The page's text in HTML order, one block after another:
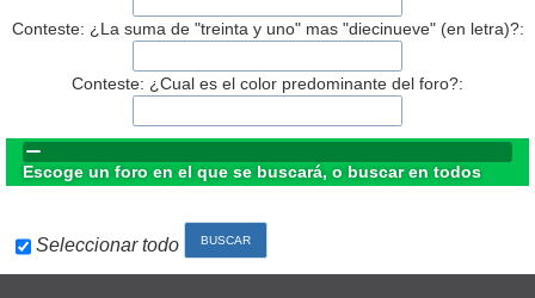
Conteste: ¿La suma de "treinta y uno" mas "diecinueve" (en letra)?:
Conteste: ¿Cual es el color predominante del foro?:
Escoge un foro en el que se buscará, o buscar en todos
Seleccionar todo